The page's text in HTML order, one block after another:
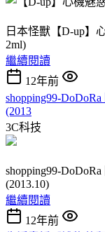
日本怪獸【D-up】
2ml)
繼續閱讀
12年前
shopping99-
(2013
3C科技
shopping99-
(2013.10)
繼續閱讀
12年前